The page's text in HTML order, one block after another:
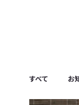
すべて お